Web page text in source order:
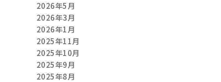
2026年5月
2026年3月
2026年1月
2025年11月
2025年10月
2025年9月
2025年8月